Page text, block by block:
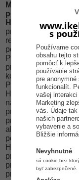
Malá prenosná
pokladnica Euro-
HANDY
patrí do
prenosných
registračných
pokladníc Euro.
Pokladnica je ľahko
prenosná a
kompaktná.
Pokladnica Euro-500
HANDY je určená
najmä pre malé
prevádzky a
predaj. Zabudovaný
akumulátor
pokladnici Euro-500
HANDY až 8 hodín
prevádzky na
predajnom mieste
pripojenia k sieti.
s
Používame
obsahu tejto
pomôcť k
používanie
pre
funkcionalít.
vašej interakci
Marketing
vás. Údaje
našich
vybavenie a
Bližšie
Nevyhnutné
sú cookie bez
byť zabezpečené.